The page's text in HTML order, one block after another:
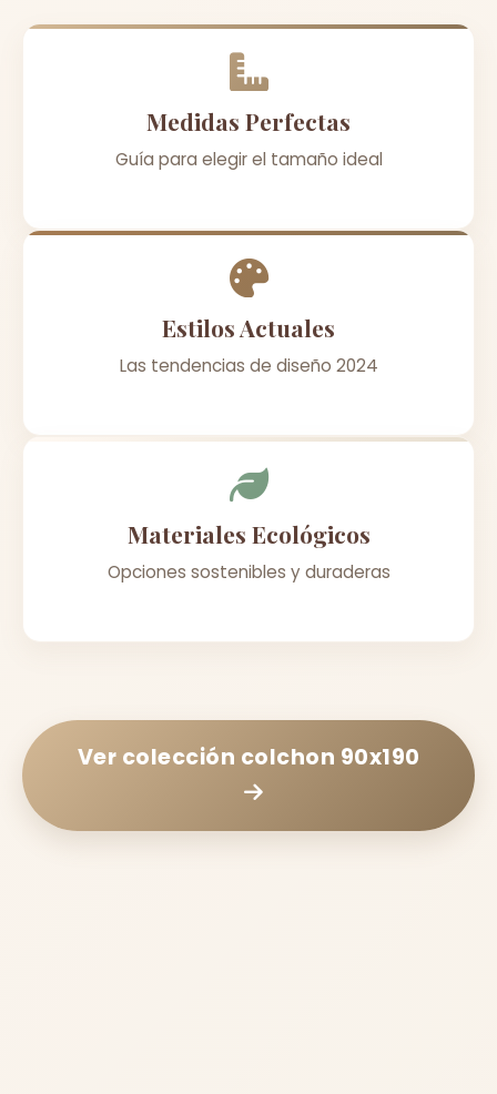
Medidas Perfectas
Guía para elegir el tamaño ideal
Estilos Actuales
Las tendencias de diseño 2024
Materiales Ecológicos
Opciones sostenibles y duraderas
Ver colección colchon 90x190